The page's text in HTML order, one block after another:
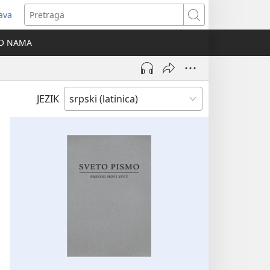
Pretraga
NAMA
JEZIK